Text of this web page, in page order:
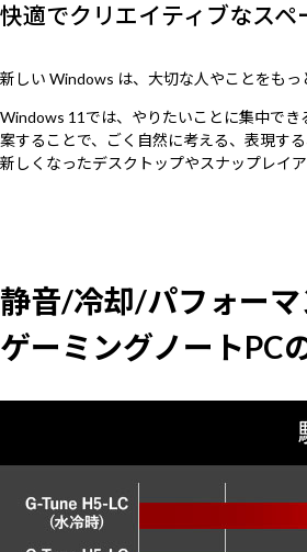
快適でクリエイティブなス
新しい Windows は、大切な人やことをもっ
Windows 11では、やりたいことに集中で
案することで、ごく自然に考える、表現す
新しくなったデスクトップやスナップレイ
静音/冷却/パフォーマ
ゲーミングノートPC